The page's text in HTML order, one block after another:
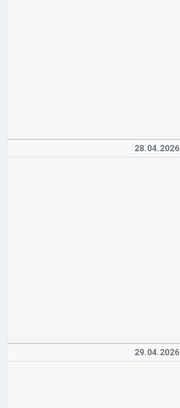
28.04.2026
29.04.2026